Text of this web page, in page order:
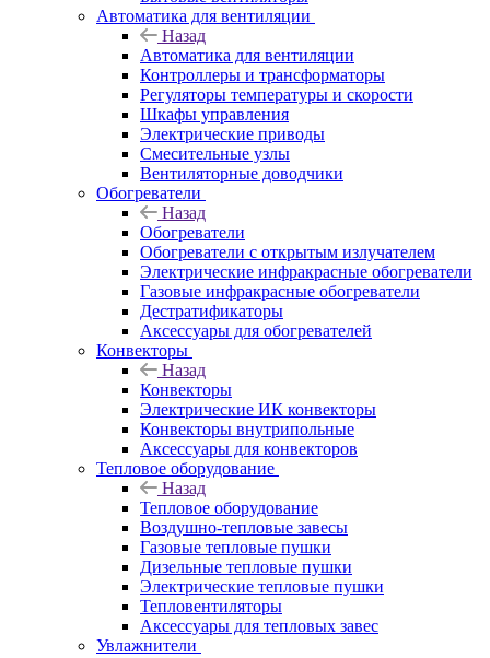
Автоматика для вентиляции
Назад
Автоматика для вентиляции
Контроллеры и трансформаторы
Регуляторы температуры и скорости
Шкафы управления
Электрические приводы
Смесительные узлы
Вентиляторные доводчики
Обогреватели
Назад
Обогреватели
Обогреватели с открытым излучателем
Электрические инфракрасные обогреватели
Газовые инфракрасные обогреватели
Дестратификаторы
Аксессуары для обогревателей
Конвекторы
Назад
Конвекторы
Электрические ИК конвекторы
Конвекторы внутрипольные
Аксессуары для конвекторов
Тепловое оборудование
Назад
Тепловое оборудование
Воздушно-тепловые завесы
Газовые тепловые пушки
Дизельные тепловые пушки
Электрические тепловые пушки
Тепловентиляторы
Аксессуары для тепловых завес
Увлажнители